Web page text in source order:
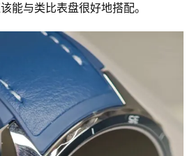
能与类比表盘很好地搭配。